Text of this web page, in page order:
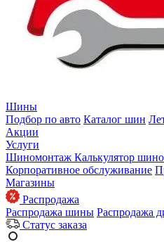
Шины
Подбор по авто Каталог шин
Акции
Услуги
Шиномонтаж Калькулятор
Корпоративное обслуживание
Магазины
Распродажа
Распродажа шины Распродажа
Статус заказа